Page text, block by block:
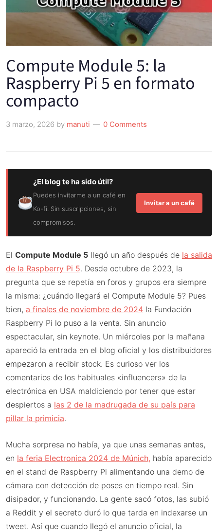
Compute Module 5: la
Raspberry Pi 5 en formato
compacto
3 marzo, 2026 by manuti 0 Comments
¿El blog te ha sido útil?
Puedes invitarme a un café en
Ko-fi. Sin suscripciones, sin
compromisos.
Invitar a un café
El Compute Module 5 llegó un año después de la salida
de la Raspberry Pi 5. Desde octubre de 2023, la
pregunta que se repetía en foros y grupos era siempre
la misma: ¿cuándo llegará el Compute Module 5? Pues
bien, a finales de noviembre de 2024 la Fundación
Raspberry Pi lo puso a la venta. Sin anuncio
espectacular, sin keynote. Un miércoles por la mañana
apareció la entrada en el blog oficial y los distribuidores
empezaron a recibir stock. Es curioso ver los
comentarios de los habituales «influencers» de la
electrónica en USA maldiciendo por tener que estar
despiertos a las 2 de la madrugada de su país para
pillar la primicia.
Mucha sorpresa no había, ya que unas semanas antes,
en la feria Electronica 2024 de Múnich, había aparecido
en el stand de Raspberry Pi alimentando una demo de
cámara con detección de poses en tiempo real. Sin
disipador, y funcionando. La gente sacó fotos, las subió
a Reddit y el secreto duró lo que tarda en indexarse un
tweet. Así que cuando llegó el anuncio oficial, la